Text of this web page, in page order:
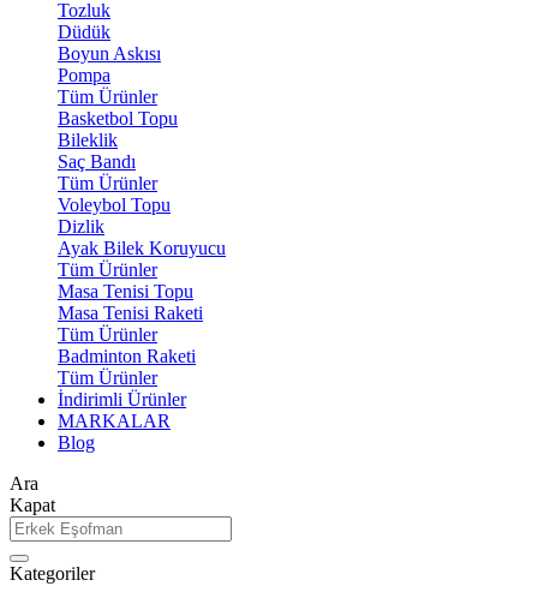
Tozluk
Düdük
Boyun Askısı
Pompa
Tüm Ürünler
Basketbol Topu
Bileklik
Saç Bandı
Tüm Ürünler
Voleybol Topu
Dizlik
Ayak Bilek Koruyucu
Tüm Ürünler
Masa Tenisi Topu
Masa Tenisi Raketi
Tüm Ürünler
Badminton Raketi
Tüm Ürünler
İndirimli Ürünler
MARKALAR
Blog
Ara
Kapat
Kategoriler